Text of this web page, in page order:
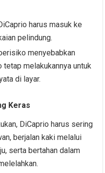
harus masuk ke
pelindung.
menyebabkan
melakukannya untuk
di layar.
Keras
DiCaprio harus sering
berjalan kaki melalui
serta bertahan dalam